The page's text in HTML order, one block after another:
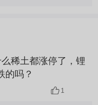
稀土都涨停了，锂
的吗？
1